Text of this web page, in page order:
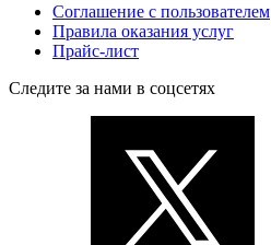
Соглашение с пользователем
Правила оказания услуг
Прайс-лист
Следите за нами в соцсетях